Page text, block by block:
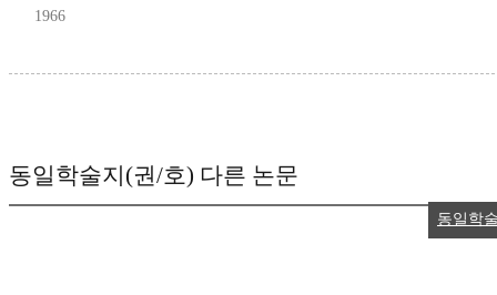
1966
동일학술지(권/호) 다른 논문
동일학